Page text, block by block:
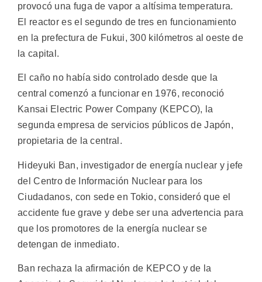
provocó una fuga de vapor a altísima temperatura.
El reactor es el segundo de tres en funcionamiento
en la prefectura de Fukui, 300 kilómetros al oeste de
la capital.
El caño no había sido controlado desde que la
central comenzó a funcionar en 1976, reconoció
Kansai Electric Power Company (KEPCO), la
segunda empresa de servicios públicos de Japón,
propietaria de la central.
Hideyuki Ban, investigador de energía nuclear y jefe
del Centro de Información Nuclear para los
Ciudadanos, con sede en Tokio, consideró que el
accidente fue grave y debe ser una advertencia para
que los promotores de la energía nuclear se
detengan de inmediato.
Ban rechaza la afirmación de KEPCO y de la